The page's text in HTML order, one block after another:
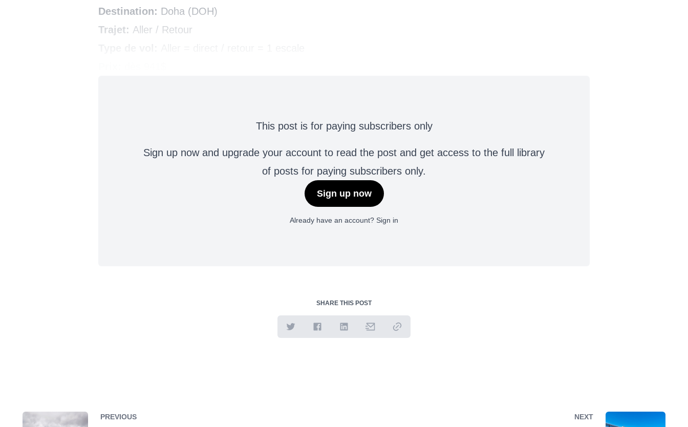
Destination: Doha (DOH)
Trajet: Aller / Retour
This post is for paying subscribers only
Sign up now and upgrade your account to read the post and get access to the full library
of posts for paying subscribers only.
Sign up now
Already have an account? Sign in
SHARE THIS POST
PREVIOUS NEXT